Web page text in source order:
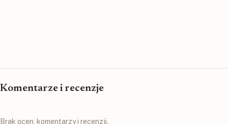
Komentarze i recenzje
Brak ocen, komentarzy i recenzji.